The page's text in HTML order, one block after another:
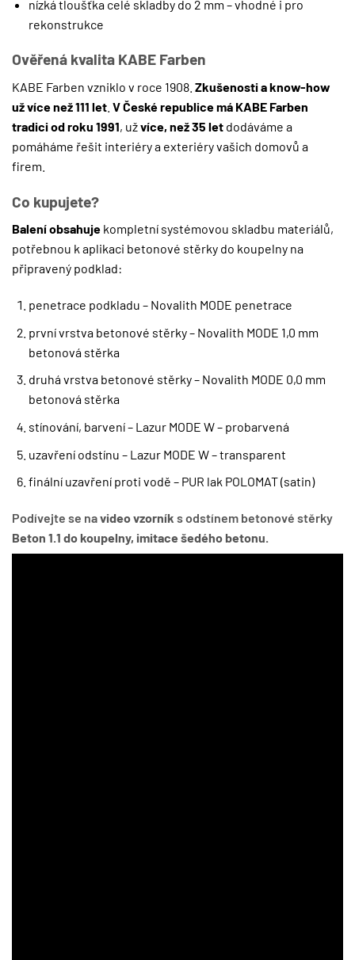
nízká tloušťka celé skladby do 2 mm – vhodné i pro
rekonstrukce
Ověřená kvalita KABE Farben
KABE Farben vzniklo v roce 1908. Zkušenosti a know-how
už více než 111 let V České republice má KABE Farben
tradici od roku 1991, užvíce, než 35 let dodáváme a
pomáháme řešit interiéry a exteriéry vašich domovů a
firem.
Co kupujete?
Balení obsahuje kompletní systémovou skladbu materiálů,
potřebnou k aplikaci betonové stěrky do koupelny na
připravený podklad:
penetrace podkladu – Novalith MODE penetrace
první vrstva betonové stěrky – Novalith MODE 1,0 mm
betonová stěrka
druhá vrstva betonové stěrky – Novalith MODE 0,0 mm
betonová stěrka
stínování, barvení – Lazur MODE W – probarvená
uzavření odstínu – Lazur MODE W – transparent
finální uzavření proti vodě – PUR lak POLOMAT (satin)
Podívejte se navideo vzorník s odstínem betonové stěrky
Beton 1.1 do koupelny, imitace šedého betonu.